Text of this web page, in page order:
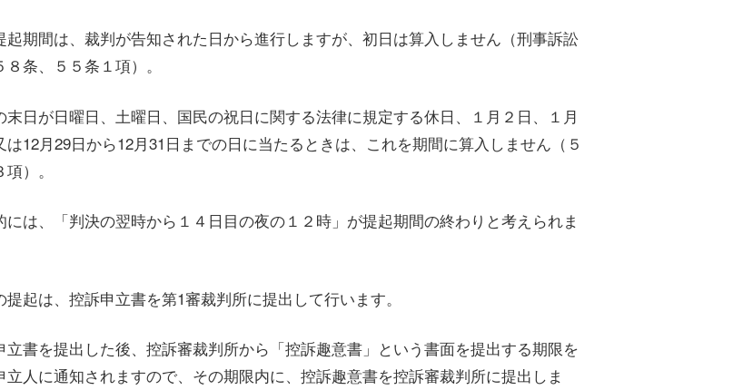
起期間は、裁判が告知された日から進行しますが、初日は算入しません（刑事訴訟
８条、５５条１項）。
末日が日曜日、土曜日、国民の祝日に関する法律に規定する休日、１月２日、１月
は12月29日から12月31日までの日に当たるときは、これを期間に算入しません（５
）。
には、「判決の翌時から１４日目の夜の１２時」が提起期間の終わりと考えられま
提起は、控訴申立書を第1審裁判所に提出して行います。
立書を提出した後、控訴審裁判所から「控訴趣意書」という書面を提出する期限を
立人に通知されますので、その期限内に、控訴趣意書を控訴審裁判所に提出しま